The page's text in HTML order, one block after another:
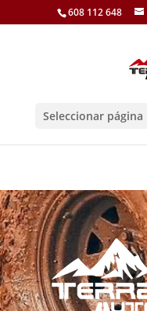
608 112 648
Seleccionar página